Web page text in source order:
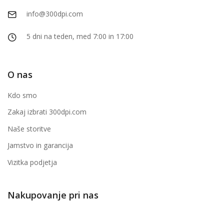
info@300dpi.com
5 dni na teden, med 7:00 in 17:00
O nas
Kdo smo
Zakaj izbrati 300dpi.com
Naše storitve
Jamstvo in garancija
Vizitka podjetja
Nakupovanje pri nas